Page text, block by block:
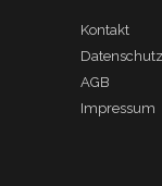
Kontakt
Datenschutz
AGB
Impressum